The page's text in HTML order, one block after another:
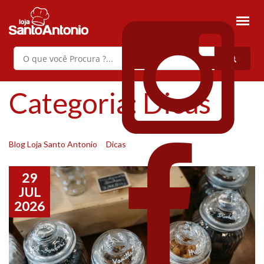
Categoria: Dicas
Blog Loja Santo Antonio Dicas
29
JUL
2026